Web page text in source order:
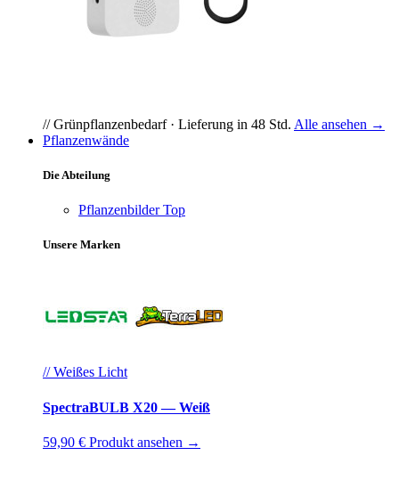
// Grünpflanzenbedarf · Lieferung in 48 Std. Alle ansehen →
Pflanzenwände
Die Abteilung
PflanzenbilderTop
Unsere Marken
// Weißes Licht
SpectraBULB X20 — Weiß
59,90 € Produkt ansehen →